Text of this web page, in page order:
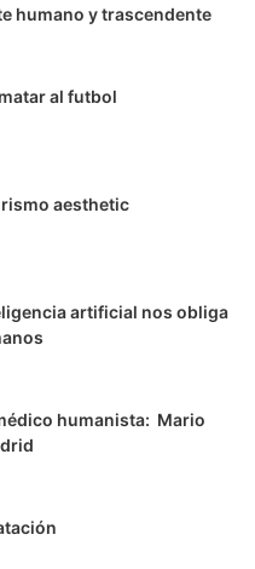
humano y trascendente
al futbol
aesthetic
artificial nos obliga
humanista: Mario